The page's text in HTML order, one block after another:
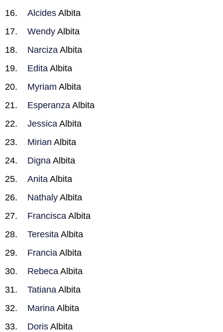
Alcides Albita
Wendy Albita
Narciza Albita
Edita Albita
Myriam Albita
Esperanza Albita
Jessica Albita
Mirian Albita
Digna Albita
Anita Albita
Nathaly Albita
Francisca Albita
Teresita Albita
Francia Albita
Rebeca Albita
Tatiana Albita
Marina Albita
Doris Albita